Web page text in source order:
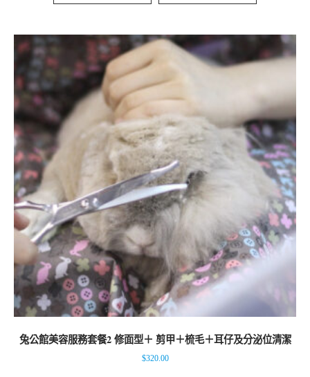
兔公館美容服務套餐2 修面型＋ 剪甲＋梳毛＋耳仔及分泌位清潔
$320.00